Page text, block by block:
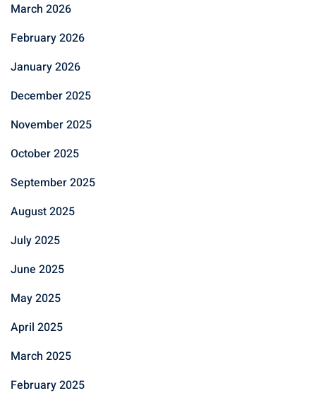
March 2026
February 2026
January 2026
December 2025
November 2025
October 2025
September 2025
August 2025
July 2025
June 2025
May 2025
April 2025
March 2025
February 2025